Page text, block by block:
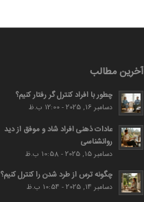
آخرین مطالب
چطور با افراد کنترل گر رفتار کنیم؟
دسامبر 16, 2025 - 12:00 ب.ظ
عادات ذهنی افراد شاد و موفق از دید
روانشناسی
دسامبر 15, 2025 - 10:58 ب.ظ
چگونه ترس از طرد شدن را کنترل کنیم؟
دسامبر 14, 2025 - 10:54 ب.ظ